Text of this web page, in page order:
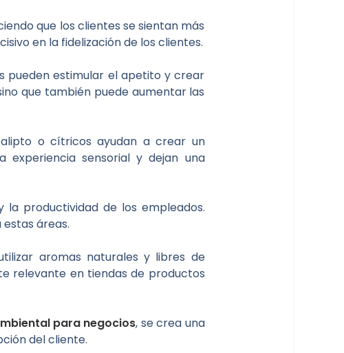
que los clientes se sientan más
en la fidelización de los clientes.
pueden estimular el apetito y crear
que también puede aumentar las
o cítricos ayudan a crear un
sensorial y dejan una
productividad de los empleados.
áreas.
aromas naturales y libres de
relevante en tiendas de productos
para negocios, se crea una
del cliente.